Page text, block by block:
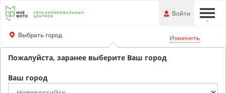
Перейти
основной
информации
---
Войти
Выбрать город Изменить
Обратный звонок
Пожалуйста, заранее выберите Ваш город
Ваш город